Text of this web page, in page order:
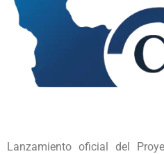
Lanzamiento oficial del